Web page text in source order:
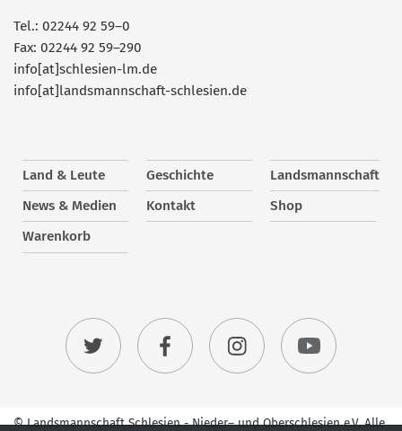
Tel.: 02244 92 59–0
Fax: 02244 92 59–290
info[at]schlesien-lm.de
info[at]landsmannschaft-schlesien.de
Land & Leute Geschichte
Landsmannschaft
News & Medien
Kontakt
Shop
Warenkorb
© Landsmannschaft Schlesien - Nieder– und Oberschlesien e.V. Alle